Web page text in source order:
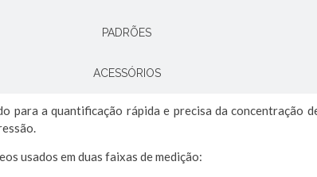
PADRÕES
ACESSÓRIOS
para a quantificação rápida e precisa da concentração
usados em duas faixas de medição: